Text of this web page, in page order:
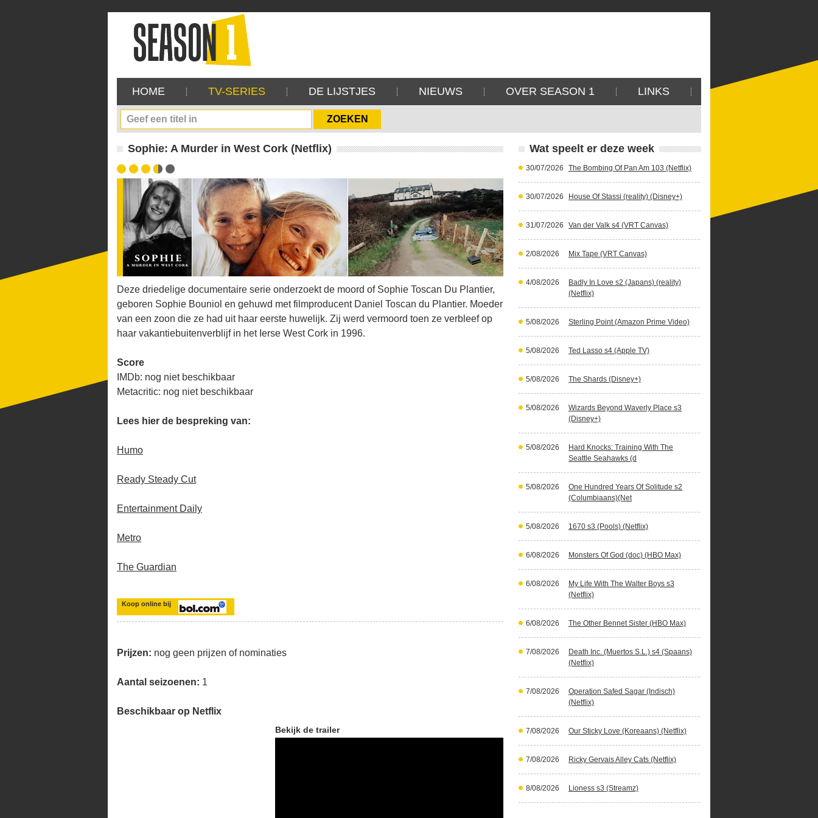
HOME TV-SERIES DE LIJSTJES NIEUWS OVER SEASON 1 LINKS
Sophie: A Murder in West Cork (Netflix)
Deze driedelige documentaire serie onderzoekt de moord of Sophie Toscan Du Plantier,
geboren Sophie Bouniol en gehuwd met filmproducent Daniel Toscan du Plantier. Moeder
van een zoon die ze had uit haar eerste huwelijk. Zij werd vermoord toen ze verbleef op
haar vakantiebuitenverblijf in het Ierse West Cork in 1996.
Score
IMDb: nog niet beschikbaar
Metacritic: nog niet beschikbaar
Lees hier de bespreking van:
Humo
Ready Steady Cut
Entertainment Daily
Metro
The Guardian
Koop online bij
Prijzen: nog geen prijzen of nominaties
Aantal seizoenen: 1
Beschikbaar op Netflix
Bekijk de trailer
Wat speelt er deze week
30/07/2026 The Bombing Of Pan Am 103 (Netflix)
30/07/2026 House Of Stassi (reality) (Disney+)
31/07/2026 Van der Valk s4 (VRT Canvas)
2/08/2026 Mix Tape (VRT Canvas)
4/08/2026
Badly In Love s2 (Japans) (reality)
(Netflix)
5/08/2026 Sterling Point (Amazon Prime Video)
5/08/2026 Ted Lasso s4 (Apple TV)
5/08/2026 The Shards (Disney+)
5/08/2026
Wizards Beyond Waverly Place s3
(Disney+)
5/08/2026
Hard Knocks: Training With The
Seattle Seahawks (d
5/08/2026
One Hundred Years Of Solitude s2
(Columbiaans)(Net
5/08/2026 1670 s3 (Pools) (Netflix)
6/08/2026 Monsters Of God (doc) (HBO Max)
6/08/2026
My Life With The Walter Boys s3
(Netflix)
6/08/2026 The Other Bennet Sister (HBO Max)
7/08/2026
Death Inc. (Muertos S.L.) s4 (Spaans)
(Netflix)
7/08/2026
Operation Safed Sagar (Indisch)
(Netflix)
7/08/2026 Our Sticky Love (Koreaans) (Netflix)
7/08/2026 Ricky Gervais Alley Cats (Netflix)
8/08/2026 Lioness s3 (Streamz)